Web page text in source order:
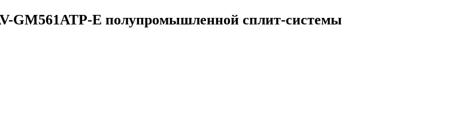
GM561ATP-E полупромышленной сплит-системы